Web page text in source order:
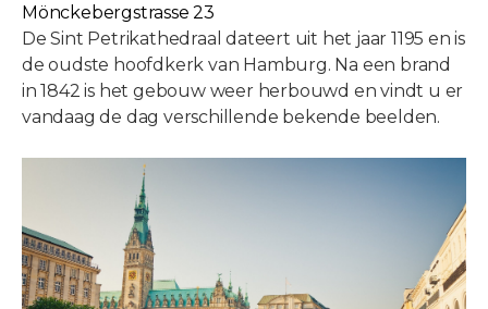
Mönckebergstrasse 23
De Sint Petrikathedraal dateert uit het jaar 1195 en is
de oudste hoofdkerk van Hamburg. Na een brand
in 1842 is het gebouw weer herbouwd en vindt u er
vandaag de dag verschillende bekende beelden.